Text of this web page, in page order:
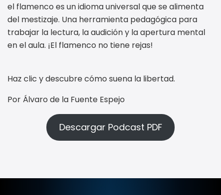
el flamenco es un idioma universal que se alimenta
del mestizaje. Una herramienta pedagógica para
trabajar la lectura, la audición y la apertura mental
en el aula. ¡El flamenco no tiene rejas!
Haz clic y descubre cómo suena la libertad.
Por Álvaro de la Fuente Espejo
Descargar Podcast PDF